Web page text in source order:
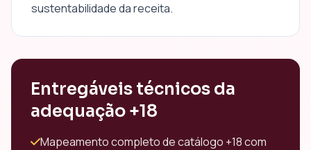
sustentabilidade da receita.
Entregáveis técnicos da
adequação +18
Mapeamento completo de catálogo +18 com